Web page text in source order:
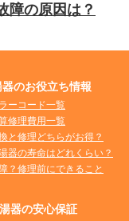
障の原因は？
のお役立ち情報
ーコード一覧
修理費用一覧
と修理どちらがお得？
器の寿命はどれくらい？
？修理前にできること
器の安心保証